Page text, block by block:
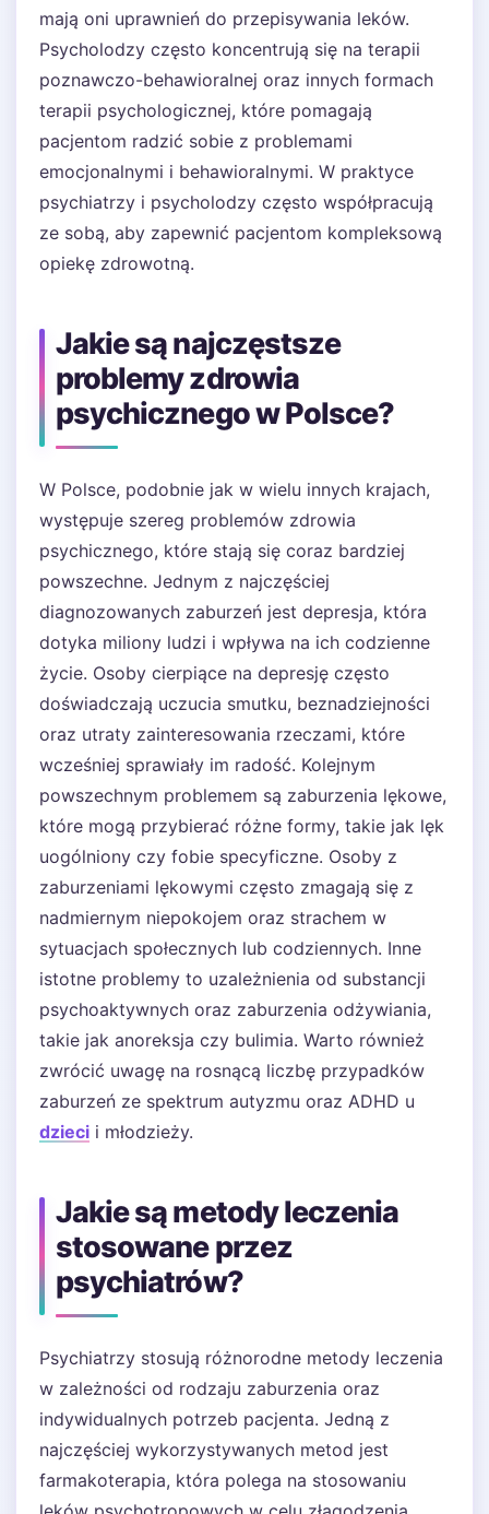
mają oni uprawnień do przepisywania leków.
Psycholodzy często koncentrują się na terapii
poznawczo-behawioralnej oraz innych formach
terapii psychologicznej, które pomagają
pacjentom radzić sobie z problemami
emocjonalnymi i behawioralnymi. W praktyce
psychiatrzy i psycholodzy często współpracują
ze sobą, aby zapewnić pacjentom kompleksową
opiekę zdrowotną.
Jakie są najczęstsze
problemy zdrowia
psychicznego w Polsce?
W Polsce, podobnie jak w wielu innych krajach,
występuje szereg problemów zdrowia
psychicznego, które stają się coraz bardziej
powszechne. Jednym z najczęściej
diagnozowanych zaburzeń jest depresja, która
dotyka miliony ludzi i wpływa na ich codzienne
życie. Osoby cierpiące na depresję często
doświadczają uczucia smutku, beznadziejności
oraz utraty zainteresowania rzeczami, które
wcześniej sprawiały im radość. Kolejnym
powszechnym problemem są zaburzenia lękowe,
które mogą przybierać różne formy, takie jak lęk
uogólniony czy fobie specyficzne. Osoby z
zaburzeniami lękowymi często zmagają się z
nadmiernym niepokojem oraz strachem w
sytuacjach społecznych lub codziennych. Inne
istotne problemy to uzależnienia od substancji
psychoaktywnych oraz zaburzenia odżywiania,
takie jak anoreksja czy bulimia. Warto również
zwrócić uwagę na rosnącą liczbę przypadków
zaburzeń ze spektrum autyzmu oraz ADHD u
dzieci i młodzieży.
Jakie są metody leczenia
stosowane przez
psychiatrów?
Psychiatrzy stosują różnorodne metody leczenia
w zależności od rodzaju zaburzenia oraz
indywidualnych potrzeb pacjenta. Jedną z
najczęściej wykorzystywanych metod jest
farmakoterapia, która polega na stosowaniu